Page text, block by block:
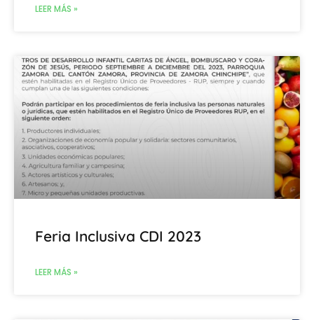
LEER MÁS »
Feria Inclusiva CDI 2023
LEER MÁS »